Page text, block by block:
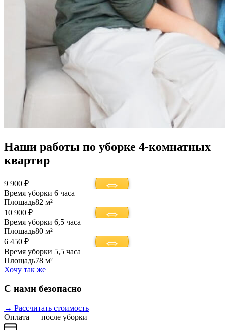
Наши работы по уборке 4-комнатных
квартир
9 900 ₽
Время уборки 6 часа
Площадь82 м²
10 900 ₽
Время уборки 6,5 часа
Площадь80 м²
6 450 ₽
Время уборки 5,5 часа
Площадь78 м²
Хочу так же
С нами безопасно
→ Рассчитать стоимость
Оплата — после уборки